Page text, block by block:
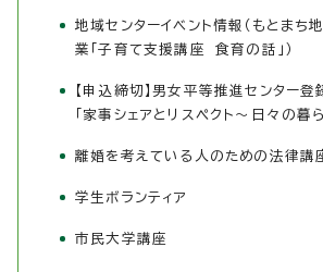
地域センターイベント情報（もとまち
業「子育て支援講座 食育の話」）
【申込締切】男女平等推進センター
「家事シェアとリスペクト～日々の暮
離婚を考えている人のための法律講
学生ボランティア
市民大学講座